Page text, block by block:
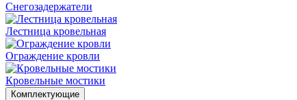
Снегозадержатели
Лестница кровельная
Ограждение кровли
Кровельные мостики
Комплектующие